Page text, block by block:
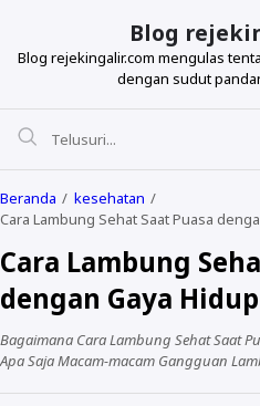
Blog
Blog rejekingalir.com mengulas
dengan sudut
Beranda
kesehatan
Cara Lambung Sehat Saat Puasa
Cara Lambung
dengan Gaya
Bagaimana Cara Lambung Sehat Saat
Apa Saja Macam-macam Gangguan